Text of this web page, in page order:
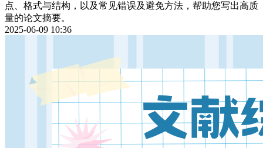
点、格式与结构，以及常见错误及避免方法，帮助您写出高质
量的论文摘要。
2025-06-09 10:36